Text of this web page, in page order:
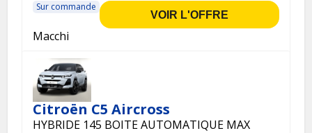
Sur commande
VOIR L'OFFRE
Macchi
Citroën C5 Aircross
HYBRIDE 145 BOITE AUTOMATIQUE MAX